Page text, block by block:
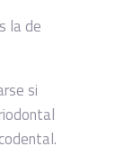
la de
si